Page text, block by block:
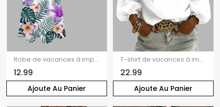
Ajoute Au Panier
Robe de vacances à imprimé lys et feuilles tropicales, bretelles spaghetti, longue
12.99
Ajoute Au Panier
T-shirt de vacances à imprimé feuilles, col en V et manches lanternes
22.99